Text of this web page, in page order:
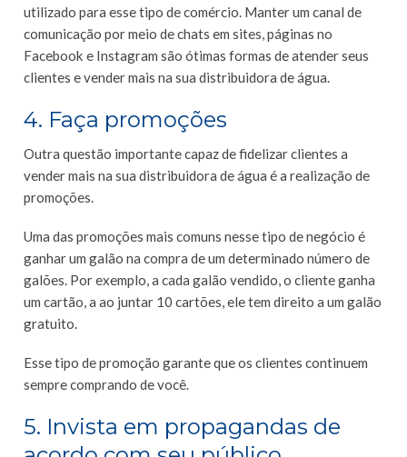
utilizado para esse tipo de comércio. Manter um canal de
comunicação por meio de chats em sites, páginas no
Facebook e Instagram são ótimas formas de atender seus
clientes e vender mais na sua distribuidora de água.
4. Faça promoções
Outra questão importante capaz de fidelizar clientes a
vender mais na sua distribuidora de água é a realização de
promoções.
Uma das promoções mais comuns nesse tipo de negócio é
ganhar um galão na compra de um determinado número de
galões. Por exemplo, a cada galão vendido, o cliente ganha
um cartão, a ao juntar 10 cartões, ele tem direito a um galão
gratuito.
Esse tipo de promoção garante que os clientes continuem
sempre comprando de você.
5. Invista em propagandas de